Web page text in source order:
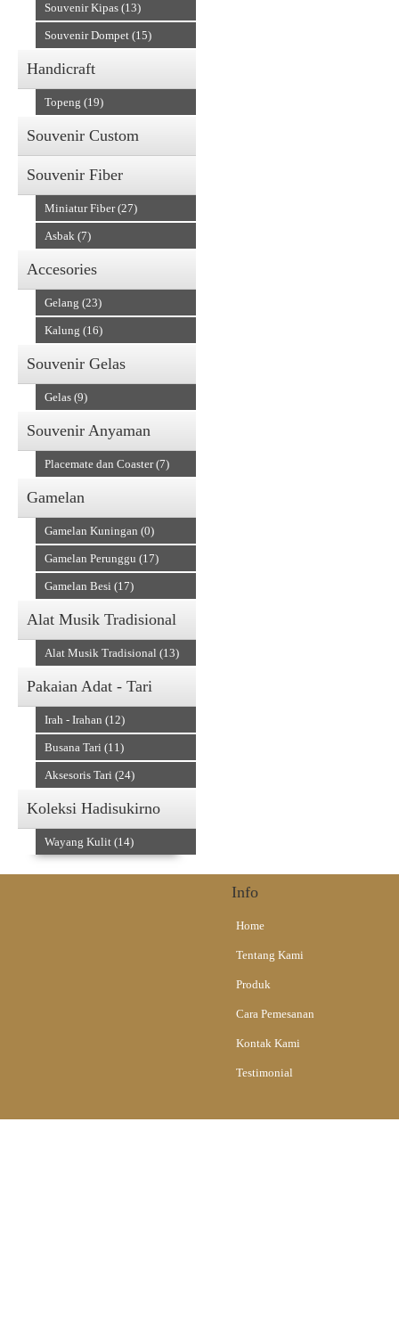
Souvenir Kipas (13)
Souvenir Dompet (15)
Handicraft
Topeng (19)
Souvenir Custom
Souvenir Fiber
Miniatur Fiber (27)
Asbak (7)
Accesories
Gelang (23)
Kalung (16)
Souvenir Gelas
Gelas (9)
Souvenir Anyaman
Placemate dan Coaster (7)
Gamelan
Gamelan Kuningan (0)
Gamelan Perunggu (17)
Gamelan Besi (17)
Alat Musik Tradisional
Alat Musik Tradisional (13)
Pakaian Adat - Tari
Irah - Irahan (12)
Busana Tari (11)
Aksesoris Tari (24)
Koleksi Hadisukirno
Wayang Kulit (14)
Info
Home
Tentang Kami
Produk
Cara Pemesanan
Kontak Kami
Testimonial